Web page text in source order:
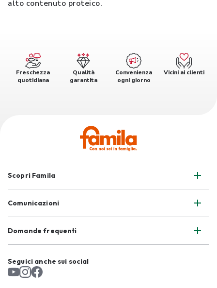
alto contenuto proteico.
Freschezza
quotidiana
Qualità
garantita
Convenienza
ogni giorno
Vicini ai clienti
Scopri Famila
Comunicazioni
Domande frequenti
Seguici anche sui social